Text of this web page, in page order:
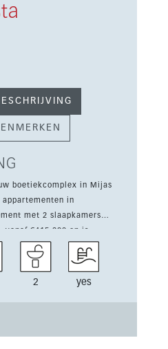
boetiekcomplex in Mijas
in
met 2 slaapkamers
vanaf €415.200 en is
berging. Het
m² woonoppervlak plus
2 yes